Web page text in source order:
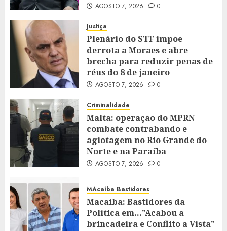
AGOSTO 7, 2026 0
Justiça
Plenário do STF impõe
derrota a Moraes e abre
brecha para reduzir penas de
réus do 8 de janeiro
AGOSTO 7, 2026 0
Criminalidade
Malta: operação do MPRN
combate contrabando e
agiotagem no Rio Grande do
Norte e na Paraíba
AGOSTO 7, 2026 0
MAcaíba Bastidores
Macaíba: Bastidores da
Política em…”Acabou a
brincadeira e Conflito a Vista”